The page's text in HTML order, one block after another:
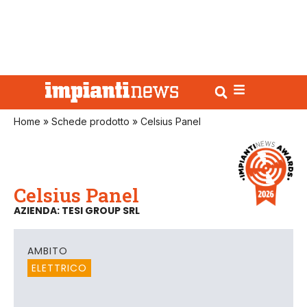
Home » Schede prodotto » Celsius Panel
Celsius Panel
AZIENDA: TESI GROUP SRL
AMBITO
ELETTRICO